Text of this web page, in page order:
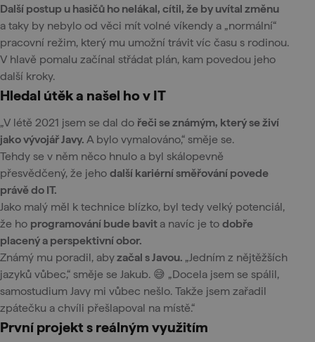
Další postup u hasičů ho nelákal, cítil, že by uvítal změnu
a taky by nebylo od věci mít volné víkendy a „normální“
pracovní režim, který mu umožní trávit víc času s rodinou.
V hlavě pomalu začínal střádat plán, kam povedou jeho
další kroky.
Hledal útěk a našel ho v IT
„V létě 2021 jsem se dal do řeči se známým, který se živí
jako vývojář Javy. A bylo vymalováno,“ směje se.
Tehdy se v něm něco hnulo a byl skálopevně
přesvědčený, že jeho další kariérní směřování povede
právě do IT.
Jako malý měl k technice blízko, byl tedy velký potenciál,
že ho programování bude bavit a navíc je to dobře
placený a perspektivní obor.
Známý mu poradil, abyzačal s Javou. „Jedním z nějtěžších
jazyků vůbec,“ směje se Jakub. 😅 „Docela jsem se spálil,
samostudium Javy mi vůbec nešlo. Takže jsem zařadil
zpátečku a chvíli přešlapoval na místě.“
První projekt s reálným využitím